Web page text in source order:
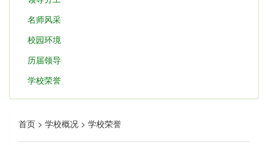
名师风采
校园环境
历届领导
学校荣誉
首页 > 学校概况 > 学校荣誉